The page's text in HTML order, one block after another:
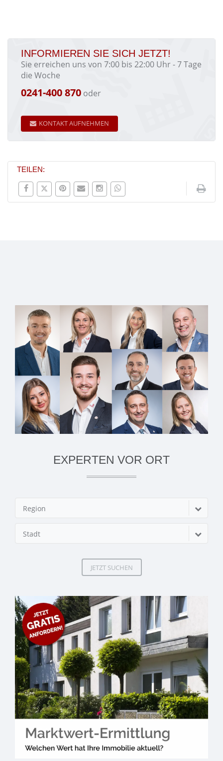
INFORMIEREN SIE SICH JETZT!
Sie erreichen uns von 7:00 bis 22:00 Uhr - 7 Tage
die Woche
0241-400 870 oder
KONTAKT AUFNEHMEN
TEILEN:
EXPERTEN VOR ORT
Region
Stadt
JETZT SUCHEN